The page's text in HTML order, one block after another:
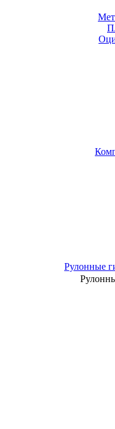
Рулонные